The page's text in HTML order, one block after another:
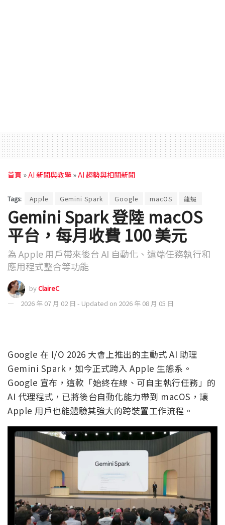
首頁 »AI 新聞與教學 »AI 趨勢與相關新聞
Tags: Apple Gemini Spark Google macOS 龍蝦
Gemini Spark 登陸 macOS
平台，每月收費 100 美元
為 Apple 用戶帶來後台 AI 自動化、遠端任務執行和
應用程式整合等功能
byClaireC
2026 年 07 月 02 日 - Updated on 2026 年 08 月 05 日
Google 在 I/O 2026 大會上推出的主動式 AI 助理
Gemini Spark，如今正式跨入 Apple 生態系。
Google 宣布，這款「始終在線、可自主執行任務」的
AI 代理程式，已將後台自動化能力帶到 macOS，讓
Apple 用戶也能體驗其強大的跨裝置工作流程。